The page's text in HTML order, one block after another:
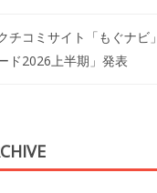
チコミサイト「もぐナビ
ド2026上半期」発表